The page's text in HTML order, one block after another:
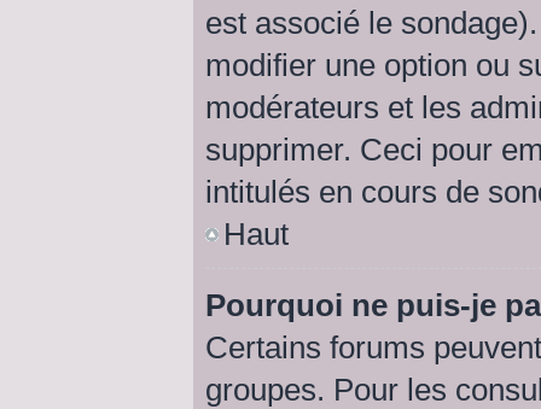
est associé le
modifier une option ou
modérateurs et les
supprimer. Ceci pour
intitulés en cours de
Haut
Pourquoi ne puis-je
Certains forums
groupes. Pour les